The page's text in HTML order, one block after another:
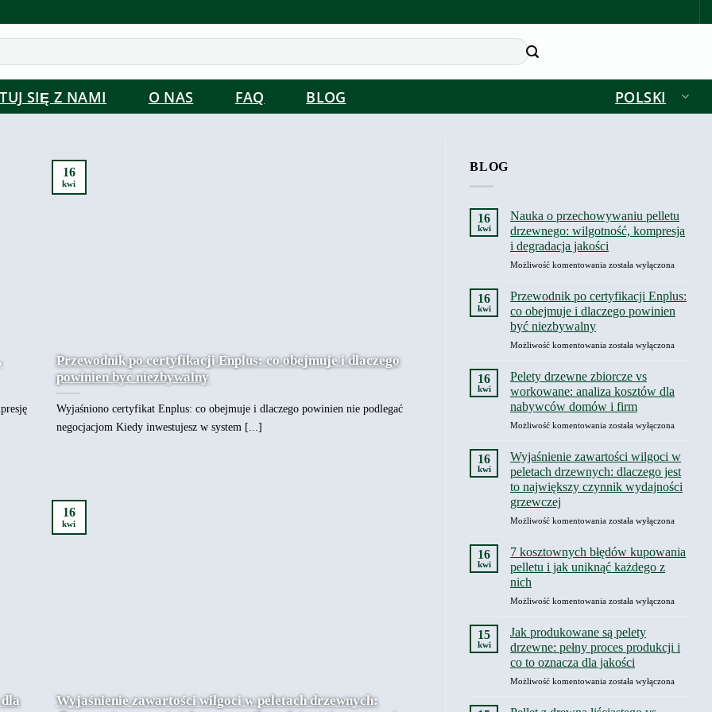
SIĘ Z NAMI O NAS FAQ BLOG POLSKI
Przewodnik po certyfikacji Enplus: co obejmuje i dlaczego
powinien być niezbywalny
Wyjaśniono certyfikat Enplus: co obejmuje i dlaczego powinien nie podlegać
negocjacjom Kiedy inwestujesz w system [...]
16
kwi
Wyjaśnienie zawartości wilgoci w peletach drzewnych:
16
kwi
BLOG
16
kwi
Nauka o przechowywaniu pelletu
drzewnego: wilgotność, kompresja
i degradacja jakości
Możliwość komentowania Nauka
przechowywaniu
pelletu
drzewnego:
kompresja
jakości
została wyłączona
16
kwi
Przewodnik po certyfikacji Enplus:
co obejmuje i dlaczego powinien
być niezbywalny
Możliwość komentowania Przewodnik
Enplus:
co
obejmuje
i
powinien
być
niezbywalny
została wyłączona
16
kwi
Pelety drzewne zbiorcze vs
workowane: analiza kosztów dla
nabywców domów i firm
Możliwość komentowania Pelety
zbiorcze
vs
workowane:
analiza
dla
domów
i
firm
została wyłączona
16
kwi
Wyjaśnienie zawartości wilgoci w
peletach drzewnych: dlaczego jest
to największy czynnik wydajności
grzewczej
Możliwość komentowania Wyjaśnienie
wilgoci
w
peletach
dlaczego
największy
czynnik
wydajności
grzewczej
została wyłączona
16
kwi
7 kosztownych błędów kupowania
pelletu i jak uniknąć każdego z
nich
Możliwość komentowania 7
błędów
kupowania
pelletu
i
jak
każdego
została wyłączona
15
kwi
Jak produkowane są pelety
drzewne: pełny proces produkcji i
co to oznacza dla jakości
Możliwość komentowania Jak
są
została wyłączona